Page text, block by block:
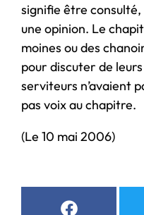
signifie être
une opinion. Le
moines ou des
pour discuter de
serviteurs n’avaient
pas voix au chapitre.
(Le 10 mai 2006)